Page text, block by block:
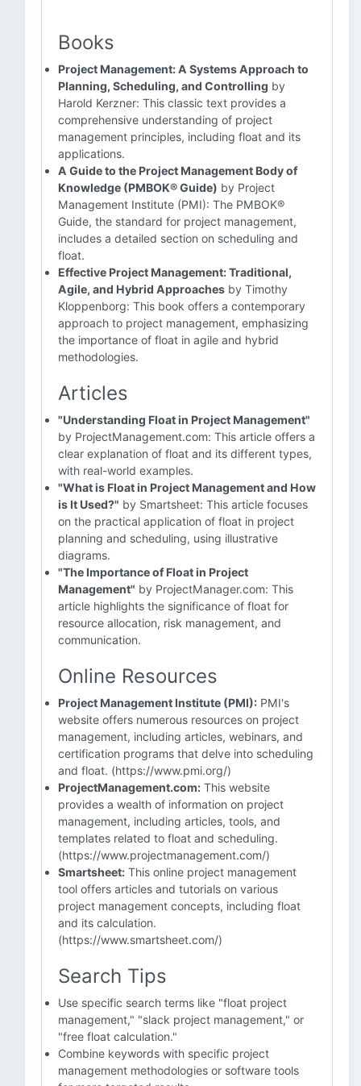
Books
Project Management: A Systems Approach to
Planning, Scheduling, and Controlling by
Harold Kerzner: This classic text provides a
comprehensive understanding of project
management principles, including float and its
applications.
A Guide to the Project Management Body of
Knowledge (PMBOK® Guide) by Project
Management Institute (PMI): The PMBOK®
Guide, the standard for project management,
includes a detailed section on scheduling and
float.
Effective Project Management: Traditional,
Agile, and Hybrid Approaches by Timothy
Kloppenborg: This book offers a contemporary
approach to project management, emphasizing
the importance of float in agile and hybrid
methodologies.
Articles
"Understanding Float in Project Management"
by ProjectManagement.com: This article offers a
clear explanation of float and its different types,
with real-world examples.
"What is Float in Project Management and How
is It Used?" by Smartsheet: This article focuses
on the practical application of float in project
planning and scheduling, using illustrative
diagrams.
"The Importance of Float in Project
Management" by ProjectManager.com: This
article highlights the significance of float for
resource allocation, risk management, and
communication.
Online Resources
Project Management Institute (PMI): PMI's
website offers numerous resources on project
management, including articles, webinars, and
certification programs that delve into scheduling
and float. (https://www.pmi.org/)
ProjectManagement.com: This website
provides a wealth of information on project
management, including articles, tools, and
templates related to float and scheduling.
(https://www.projectmanagement.com/)
Smartsheet: This online project management
tool offers articles and tutorials on various
project management concepts, including float
and its calculation.
(https://www.smartsheet.com/)
Search Tips
Use specific search terms like "float project
management," "slack project management," or
"free float calculation."
Combine keywords with specific project
management methodologies or software tools